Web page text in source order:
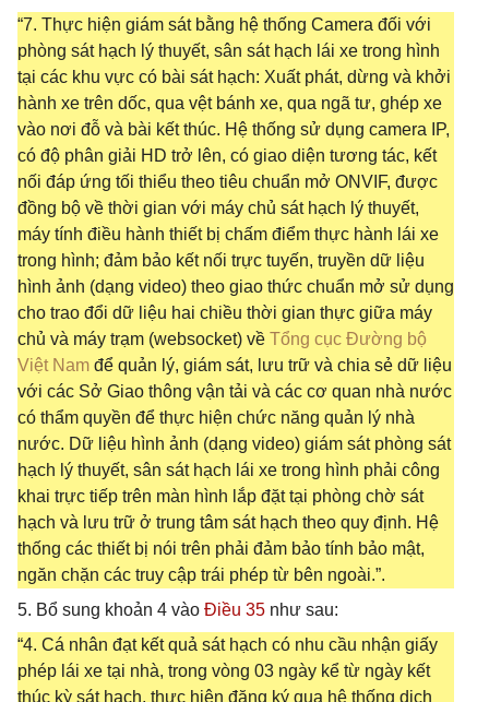
“7. Thực hiện giám sát bằng hệ thống Camera đối với
phòng sát hạch lý thuyết, sân sát hạch lái xe trong hình
tại các khu vực có bài sát hạch: Xuất phát, dừng và khởi
hành xe trên dốc, qua vệt bánh xe, qua ngã tư, ghép xe
vào nơi đỗ và bài kết thúc. Hệ thống sử dụng camera IP,
có độ phân giải HD trở lên, có giao diện tương tác, kết
nối đáp ứng tối thiểu theo tiêu chuẩn mở ONVIF, được
đồng bộ về thời gian với máy chủ sát hạch lý thuyết,
máy tính điều hành thiết bị chấm điểm thực hành lái xe
trong hình; đảm bảo kết nối trực tuyến, truyền dữ liệu
hình ảnh (dạng video) theo giao thức chuẩn mở sử dụng
cho trao đổi dữ liệu hai chiều thời gian thực giữa máy
chủ và máy trạm (websocket) về Tổng cục Đường bộ
Việt Nam để quản lý, giám sát, lưu trữ và chia sẻ dữ liệu
với các Sở Giao thông vận tải và các cơ quan nhà nước
có thẩm quyền để thực hiện chức năng quản lý nhà
nước. Dữ liệu hình ảnh (dạng video) giám sát phòng sát
hạch lý thuyết, sân sát hạch lái xe trong hình phải công
khai trực tiếp trên màn hình lắp đặt tại phòng chờ sát
hạch và lưu trữ ở trung tâm sát hạch theo quy định. Hệ
thống các thiết bị nói trên phải đảm bảo tính bảo mật,
ngăn chặn các truy cập trái phép từ bên ngoài.”.
5. Bổ sung khoản 4 vào Điều 35 như sau:
“4. Cá nhân đạt kết quả sát hạch có nhu cầu nhận giấy
phép lái xe tại nhà, trong vòng 03 ngày kể từ ngày kết
thúc kỳ sát hạch, thực hiện đăng ký qua hệ thống dịch